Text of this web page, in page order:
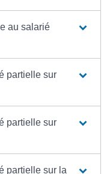
au salarié
partielle sur
partielle sur
partielle sur la